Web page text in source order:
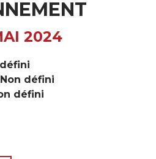
2024
Non défini
défini